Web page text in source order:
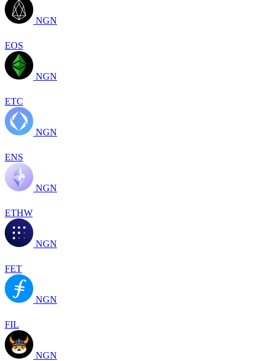
NGN
EOS
NGN
ETC
NGN
ENS
NGN
ETHW
NGN
FET
NGN
FIL
NGN